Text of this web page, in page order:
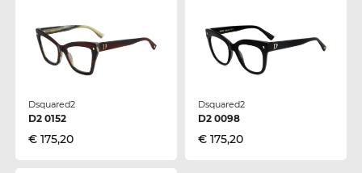
Dsquared2
D2 0152
€ 175,20
Dsquared2
D2 0098
€ 175,20